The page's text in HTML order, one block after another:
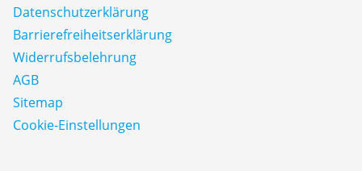
Datenschutz­erklärung
Barrierefreiheitserklärung
Widerrufsbelehrung
AGB
Sitemap
Cookie-Einstellungen